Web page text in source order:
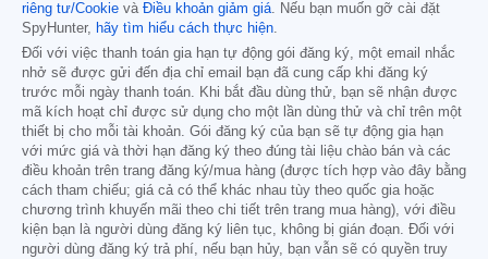
riêng tư/Cookie và Điều khoản giảm giá. Nếu bạn muốn gỡ cài đặt
SpyHunter, hãy tìm hiểu cách thực hiện.
Đối với việc thanh toán gia hạn tự động gói đăng ký, một email nhắc
nhở sẽ được gửi đến địa chỉ email bạn đã cung cấp khi đăng ký
trước mỗi ngày thanh toán. Khi bắt đầu dùng thử, bạn sẽ nhận được
mã kích hoạt chỉ được sử dụng cho một lần dùng thử và chỉ trên một
thiết bị cho mỗi tài khoản. Gói đăng ký của bạn sẽ tự động gia hạn
với mức giá và thời hạn đăng ký theo đúng tài liệu chào bán và các
điều khoản trên trang đăng ký/mua hàng (được tích hợp vào đây bằng
cách tham chiếu; giá cả có thể khác nhau tùy theo quốc gia hoặc
chương trình khuyến mãi theo chi tiết trên trang mua hàng), với điều
kiện bạn là người dùng đăng ký liên tục, không bị gián đoạn. Đối với
người dùng đăng ký trả phí, nếu bạn hủy, bạn vẫn sẽ có quyền truy